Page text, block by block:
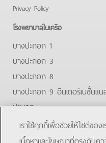
Privacy Policy
โรงพยาบาลในเครือ
บางปะกอก 1
บางปะกอก 3
บางปะกอก 8
บางปะกอก 9 อินเตอร์เนชั่นแน
ปิยะเวท
บางปะกอก-รังสิต 2
บางปะกอกสมุทรปราการ
เราใช้คุกกี้เพื่อช่วยให้ไซต์ขอ
เนื้อหาและโฆษณาที่ตรงกับค